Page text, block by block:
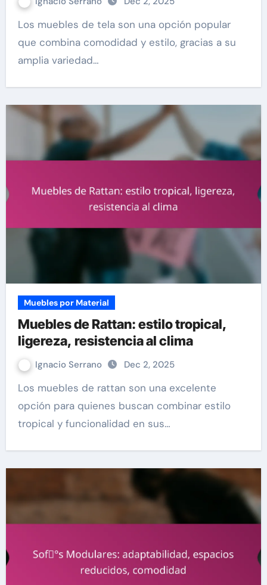
Los muebles de tela son una opción popular
que combina comodidad y estilo, gracias a su
amplia variedad…
Muebles por Material
Muebles de Rattan: estilo tropical,
ligereza, resistencia al clima
Ignacio Serrano Dec 2, 2025
Los muebles de rattan son una excelente
opción para quienes buscan combinar estilo
tropical y funcionalidad en sus…